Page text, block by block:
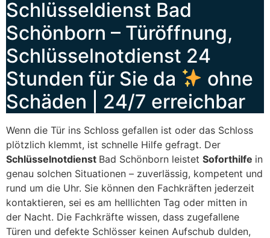
Schlüsseldienst Bad
Schönborn – Türöffnung,
Schlüsselnotdienst 24
Stunden für Sie da
ohne
Schäden | 24/7 erreichbar
Wenn die Tür ins Schloss gefallen ist oder das Schloss
plötzlich klemmt, ist schnelle Hilfe gefragt. Der
Schlüsselnotdienst Bad Schönborn leistet Soforthilfe in
genau solchen Situationen – zuverlässig, kompetent und
rund um die Uhr. Sie können den Fachkräften jederzeit
kontaktieren, sei es am helllichten Tag oder mitten in
der Nacht. Die Fachkräfte wissen, dass zugefallene
Türen und defekte Schlösser keinen Aufschub dulden,